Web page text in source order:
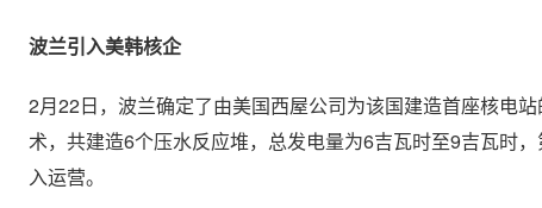
波兰引入美韩核企
2月22日，波兰确定了由美国西屋公司为该国建造首座核电
术，共建造6个压水反应堆，总发电量为6吉瓦时至9吉瓦时
入运营。